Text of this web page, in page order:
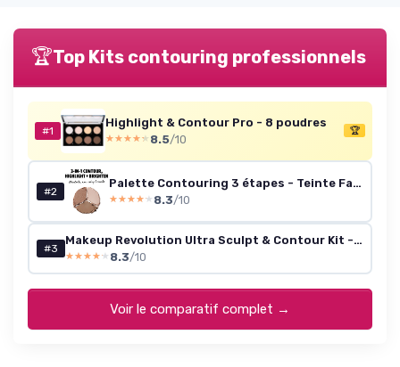
🏆Top Kits contouring professionnels
#1
Highlight & Contour Pro - 8 poudres
★★★★★
★★★★★ 8.5/10
🏆
#2
Palette Contouring 3 étapes - Teinte Fair 5 g
★★★★★
★★★★★ 8.3/10
#3
Makeup Revolution Ultra Sculpt & Contour Kit - Light/Med C04, 10.8 g
★★★★★
★★★★★ 8.3/10
Voir le comparatif complet →